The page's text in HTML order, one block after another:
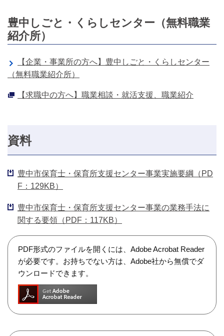
豊中しごと・くらしセンター（無料職業
紹介所）
【企業・事業所の方へ】豊中しごと・くらしセンター
（無料職業紹介所）
【求職中の方へ】職業相談・就活支援、職業紹介
資料
豊中市保育士・保育所支援センター事業実施要綱（PD
F：129KB）
豊中市保育士・保育所支援センター事業の業務手法に
関する要領（PDF：117KB）
PDF形式のファイルを開くには、Adobe Acrobat Reader
が必要です。お持ちでない方は、Adobe社から無償でダ
ウンロードできます。